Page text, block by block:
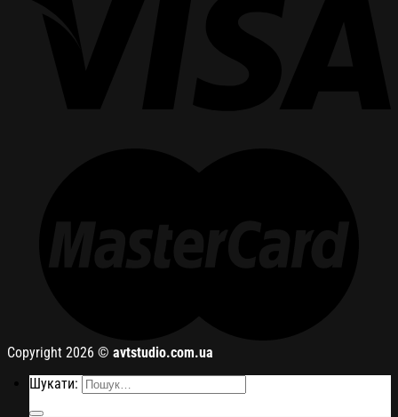
Copyright 2026 © avtstudio.com.ua
Шукати: